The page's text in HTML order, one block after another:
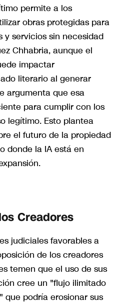
permite a los
obras protegidas para
servicios sin necesidad
Chhabria, aunque el
impactar
literario al generar
argumenta que esa
para cumplir con los
legítimo. Esto plantea
el futuro de la propiedad
donde la IA está en
Creadores
judiciales favorables a
de los creadores
temen que el uso de sus
cree un "flujo ilimitado
que podría erosionar sus